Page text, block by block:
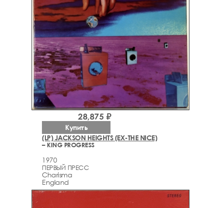
(LP) JACKSON HEIGHTS (EX-THE NICE)
– KING PROGRESS
1970
ПЕРВЫЙ ПРЕСС
Charisma
England
28,875 ₽
Купить